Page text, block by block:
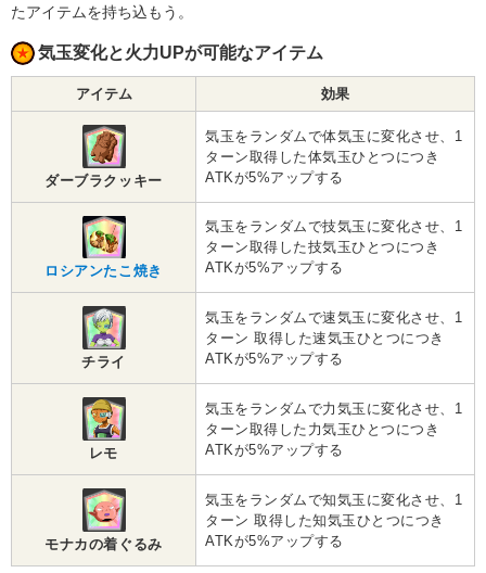
たアイテムを持ち込もう。
気玉変化と火力UPが可能なアイテム
アイテム 効果
ダーブラクッキー
気玉をランダムで体気玉に変化させ、1
ターン取得した体気玉ひとつにつき
ATKが5%アップする
ロシアンたこ焼き
気玉をランダムで技気玉に変化させ、1
ターン取得した技気玉ひとつにつき
ATKが5%アップする
チライ
気玉をランダムで速気玉に変化させ、1
ターン 取得した速気玉ひとつにつき
ATKが5%アップする
レモ
気玉をランダムで力気玉に変化させ、1
ターン取得した力気玉ひとつにつき
ATKが5%アップする
モナカの着ぐるみ
気玉をランダムで知気玉に変化させ、1
ターン 取得した知気玉ひとつにつき
ATKが5%アップする